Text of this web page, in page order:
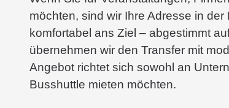
möchten, sind wir Ihre Adresse in
komfortabel ans Ziel – abgestimmt
übernehmen wir den Transfer mit
Angebot richtet sich sowohl an
Busshuttle mieten möchten.